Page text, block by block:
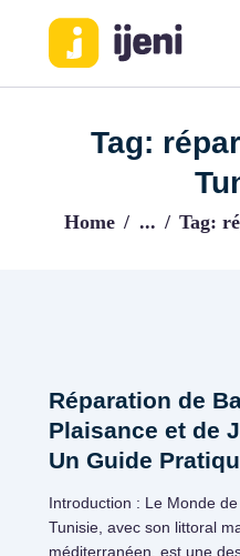
Tag:
Home ... Tag:
Réparation de
Plaisance et de
Un Guide
Introduction : Le Monde
Tunisie, avec son littoral
méditerranéen, est une